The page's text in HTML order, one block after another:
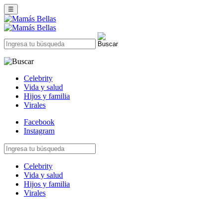
☰
Celebrity
Vida y salud
Hijos y familia
Virales
Facebook
Instagram
Celebrity
Vida y salud
Hijos y familia
Virales